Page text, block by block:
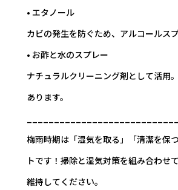
• エタノール
カビの発生を防ぐため、アルコールスプ
• お酢と水のスプレー
ナチュラルクリーニング剤として活用
あります。
梅雨時期は「湿気を取る」「清潔を保
トです！掃除と湿気対策を組み合わせ
維持してください。